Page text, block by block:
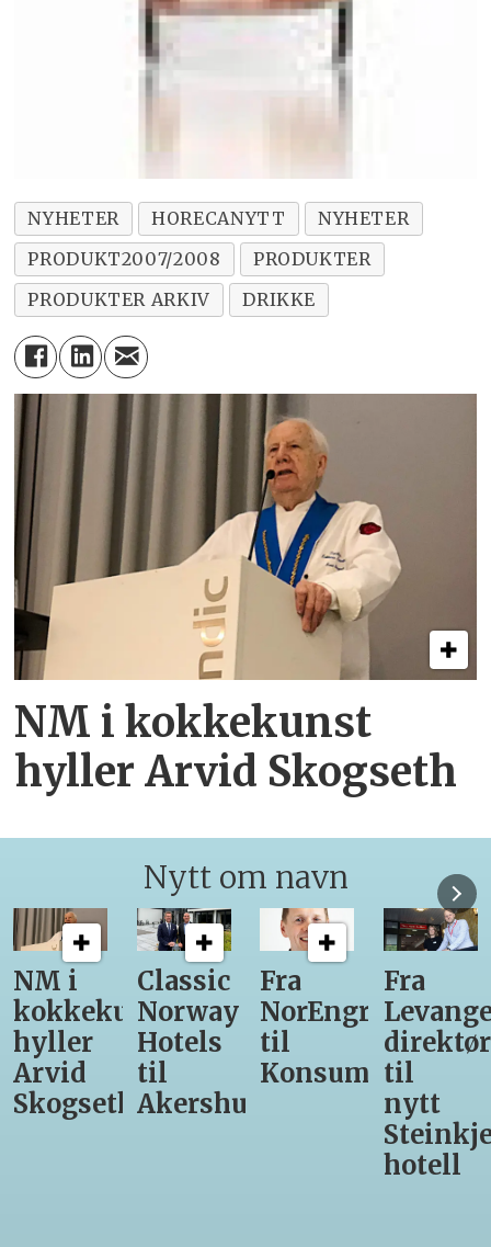
NYHETER HORECANYTT
NYHETER
PRODUKT2007/2008
PRODUKTER
PRODUKTER ARKIV
DRIKKE
NM i kokkekunst
hyller Arvid Skogseth
Nytt om navn
Classic
Norway
Hotels
til
Akershus
Fra
NorEngros
til
Konsumgruppen
Fra
Levanger-
direktør
til
Steinkjer-
12
får
være
med
Asko